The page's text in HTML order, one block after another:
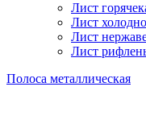
Лист
Лист
Лист
Лист
Полоса металлическая